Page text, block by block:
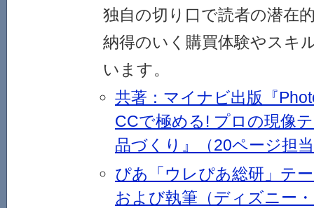
独自の切り口で読者の潜在
納得のいく購買体験やスキ
います。
共著：マイナビ出版『
CCで極める! プロの現像
品づくり』（20ページ担
ぴあ「ウレぴあ総研」テ
および執筆（ディズニー